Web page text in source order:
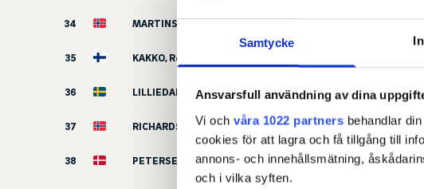
Samtycke
Ansvarsfull användning av dina
Vi och våra 1022 partners behandlar
cookies för att lagra och få tillgång till
annons- och innehållsmätning,
och i vilka syften.
34 MARTINSEN, Louie Mortimer
35 KAKKO, Roope
36 LILLIEDAHL, Oliver
37 RICHARDSON, Frederik
38 PETERSEN, Jonas Lykke